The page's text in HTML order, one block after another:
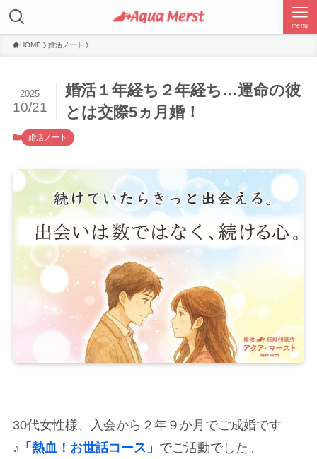
menu
HOME 婚活ノート
婚活１年経ち２年経ち…運命の彼
とは交際5ヵ月婚！
2025
10/21
婚活ノート
30代女性様、入会から２年９か月でご成婚です
♪ 「熱血！お世話コース」 でご活動でした。